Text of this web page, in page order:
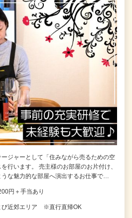
ージャーとして「住みながら売るための空
行います。 売主様のお部屋のお片付け、
な魅力的な部屋へ演出するお仕事で…
円＋手当あり
び近郊エリア ※直行直帰OK